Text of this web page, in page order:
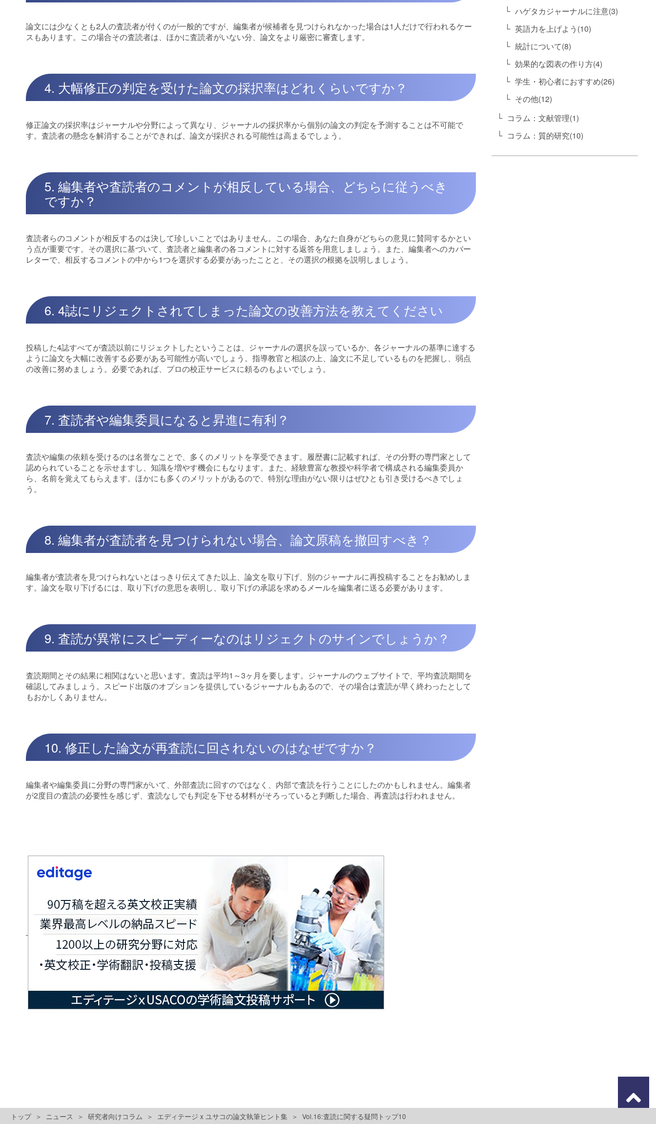
論文には少なくとも2人の査読者が付くのが一般的ですが、編集者が候補者を見つけられなかった場合は1人だけで行われるケー
スもあります。この場合その査読者は、ほかに査読者がいない分、論文をより厳密に審査します。
4. 大幅修正の判定を受けた論文の採択率はどれくらいですか？
修正論文の採択率はジャーナルや分野によって異なり、ジャーナルの採択率から個別の論文の判定を予測することは不可能で
す。査読者の懸念を解消することができれば、論文が採択される可能性は高まるでしょう。
5. 編集者や査読者のコメントが相反している場合、どちらに従うべき
ですか？
査読者らのコメントが相反するのは決して珍しいことではありません。この場合、あなた自身がどちらの意見に賛同するかとい
う点が重要です。その選択に基づいて、査読者と編集者の各コメントに対する返答を用意しましょう。また、編集者へのカバー
レターで、相反するコメントの中から1つを選択する必要があったことと、その選択の根拠を説明しましょう。
6. 4誌にリジェクトされてしまった論文の改善方法を教えてください
投稿した4誌すべてが査読以前にリジェクトしたということは、ジャーナルの選択を誤っているか、各ジャーナルの基準に達する
ように論文を大幅に改善する必要がある可能性が高いでしょう。指導教官と相談の上、論文に不足しているものを把握し、弱点
の改善に努めましょう。必要であれば、プロの校正サービスに頼るのもよいでしょう。
7. 査読者や編集委員になると昇進に有利？
査読や編集の依頼を受けるのは名誉なことで、多くのメリットを享受できます。履歴書に記載すれば、その分野の専門家として
認められていることを示せますし、知識を増やす機会にもなります。また、経験豊富な教授や科学者で構成される編集委員か
ら、名前を覚えてもらえます。ほかにも多くのメリットがあるので、特別な理由がない限りはぜひとも引き受けるべきでしょ
う。
8. 編集者が査読者を見つけられない場合、論文原稿を撤回すべき？
編集者が査読者を見つけられないとはっきり伝えてきた以上、論文を取り下げ、別のジャーナルに再投稿することをお勧めしま
す。論文を取り下げるには、取り下げの意思を表明し、取り下げの承認を求めるメールを編集者に送る必要があります。
9. 査読が異常にスピーディーなのはリジェクトのサインでしょうか？
査読期間とその結果に相関はないと思います。査読は平均1～3ヶ月を要します。ジャーナルのウェブサイトで、平均査読期間を
確認してみましょう。スピード出版のオプションを提供しているジャーナルもあるので、その場合は査読が早く終わったとして
もおかしくありません。
10. 修正した論文が再査読に回されないのはなぜですか？
編集者や編集委員に分野の専門家がいて、外部査読に回すのではなく、内部で査読を行うことにしたのかもしれません。編集者
が2度目の査読の必要性を感じず、査読なしでも判定を下せる材料がそろっていると判断した場合、再査読は行われません。
ハゲタカジャーナルに注意(3)
英語力を上げよう(10)
統計について(8)
効果的な図表の作り方(4)
学生・初心者におすすめ(26)
その他(12)
コラム：文献管理(1)
コラム：質的研究(10)
トップ ニュース 研究者向けコラム エディテージ x ユサコの論文執筆ヒント集 Vol.16:査読に関する疑問トップ10